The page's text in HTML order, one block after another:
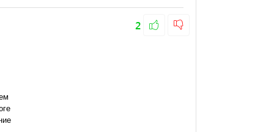
2